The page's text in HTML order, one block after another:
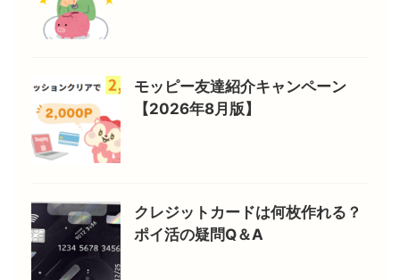
モッピー友達紹介キャンペーン
【2026年8月版】
クレジットカードは何枚作れる？
ポイ活の疑問Q＆A